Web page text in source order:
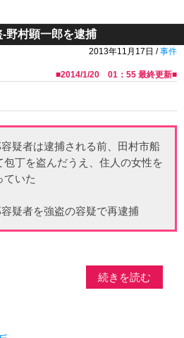
野村顕一郎を逮捕
2013年11月17日 /事件
■2014/1/20 01：55 最終更新■
疑者は逮捕される前、田村市船
包丁を盗んだうえ、住人の女性を
ていた
疑者を強盗の容疑で再逮捕
続きを読む